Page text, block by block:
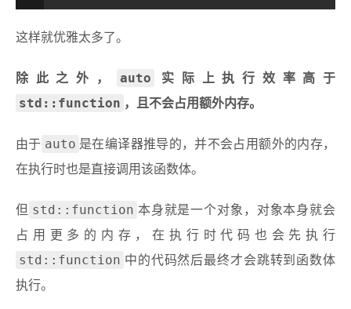
这样就优雅太多了。
除此之外， auto 实际上执行效率高于
std::function ，且不会占用额外内存。
由于 auto 是在编译器推导的，并不会占用额外的内存，
在执行时也是直接调用该函数体。
但 std::function 本身就是一个对象，对象本身就会
占用更多的内存，在执行时代码也会先执行
std::function 中的代码然后最终才会跳转到函数体
执行。